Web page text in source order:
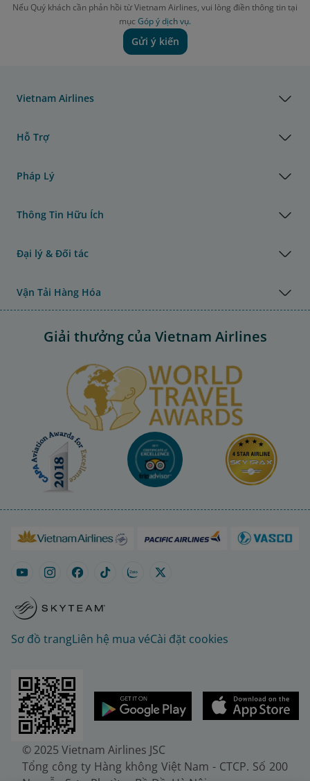
Nếu Quý khách cần phản hồi từ Vietnam Airlines, vui lòng điền thông tin tại
mục Góp ý dịch vụ.
Gửi ý kiến
Vietnam Airlines
Hỗ Trợ
Pháp Lý
Thông Tin Hữu Ích
Đại lý & Đối tác
Vận Tải Hàng Hóa
Giải thưởng của Vietnam Airlines
Sơ đồ trangLiên hệ mua véCài đặt cookies
© 2025 Vietnam Airlines JSC
Tổng công ty Hàng không Việt Nam - CTCP. Số 200